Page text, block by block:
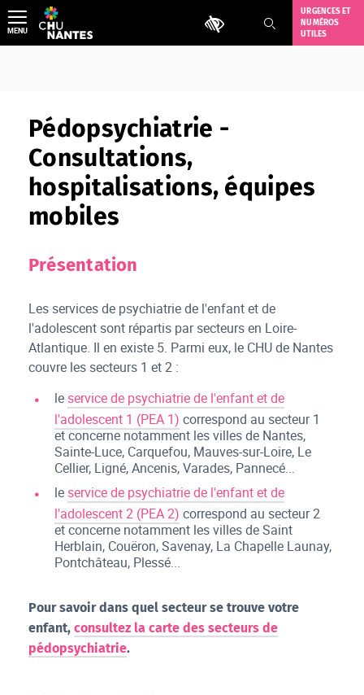
Aller
au
contenu
Outils d'accessibilité
URGENCES ET
NUMÉROS
UTILES
MENU
Pédopsychiatrie -
Consultations,
hospitalisations, équipes
mobiles
Présentation
Les services de psychiatrie de l'enfant et de
l'adolescent sont répartis par secteurs en Loire-
Atlantique. Il en existe 5. Parmi eux, le CHU de Nantes
couvre les secteurs 1 et 2 :
le service de psychiatrie de l'enfant et de
l'adolescent 1 (PEA 1) correspond au secteur 1
et concerne notamment les villes de Nantes,
Sainte-Luce, Carquefou, Mauves-sur-Loire, Le
Cellier, Ligné, Ancenis, Varades, Pannecé...
le service de psychiatrie de l'enfant et de
l'adolescent 2 (PEA 2) correspond au secteur 2
et concerne notamment les villes de Saint
Herblain, Couëron, Savenay, La Chapelle Launay,
Pontchâteau, Plessé...
Pour savoir dans quel secteur se trouve votre
enfant,consultez la carte des secteurs de
pédopsychiatrie.